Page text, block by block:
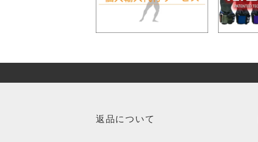
返品について